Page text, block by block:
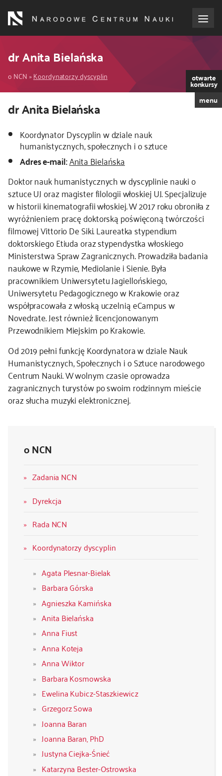
treści
o NCN
dla wnioskodawców
dla realizujących projekty
dla ekspertów
efekty NCN
współpraca międzynarodowa
nagroda NCN
kontakt
dr Anita Bielańska
Ścieżka
nawigacyjna
o NCN Koordynatorzy dyscyplin otwarte
konkursy
menu
o NCN
Zadania NCN
Dyrekcja
Rada NCN
Koordynatorzy dyscyplin
Agata Plesnar-Bielak
Barbara Górska
Agnieszka Kamińska
Anita Bielańska
Anna Fiust
Anna Koteja
Anna Wiktor
Barbara Kosmowska
Ewelina Kubicz-Staszkiewicz
Grzegorz Sowa
Joanna Baran
Joanna Baran, PhD
Justyna Ciejka-Śnieć
Katarzyna Bester-Ostrowska
Kod
CSS
i
dr Anita Bielańska
Koordynator Dyscyplin w dziale nauk
humanistycznych, społecznych i o sztuce
Adres e-mail:Anita Bielańska
Doktor nauk humanistycznych w dyscyplinie nauki o
sztuce UJ oraz magister filologii włoskiej UJ. Specjalizuje
w historii kinematografii włoskiej. W 2017 roku obroniła z
wyróżnieniem pracę doktorską poświęconą twórczości
filmowej Vittorio De Siki. Laureatka stypendium
doktorskiego Etiuda oraz stypendystka włoskiego
Ministerstwa Spraw Zagranicznych. Prowadziła badania
naukowe w Rzymie, Mediolanie i Sienie. Była
pracownikiem Uniwersytetu Jagiellońskiego,
Uniwersytetu Pedagogicznego w Krakowie oraz
współpracowała z włoską uczelnią eCampus w
Novedrate. Jest również licencjonowanym
Przewodnikiem Miejskim po Krakowie.
Od 2019 pełni funkcję Koordynatora w dziale Nauk
Humanistycznych, Społecznych i o Sztuce narodowego
Centrum Nauki. W wolnym czasie oprowadza
zagranicznych turystów po swoim rodzinnym mieście
oraz słucha muzyki elektronicznej.